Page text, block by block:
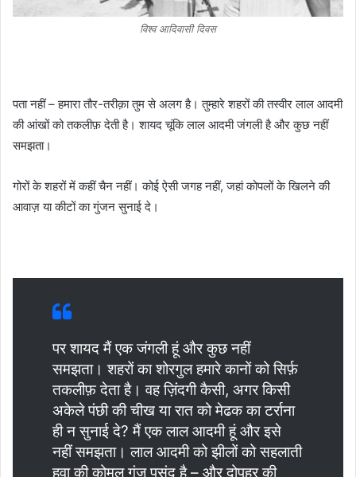
विश्व आदिवासी दिवस
पता नहीं – हमारा तौर-तरीक़ा तुम से अलग है। तुम्हारे शहरों की तस्वीर लाल आदमी
की आंखों को तकलीफ़ देती है। शायद चूंकि लाल आदमी जंगली है और कुछ नहीं
समझता।
गोरों के शहरों में कहीं चैन नहीं। कोई ऐसी जगह नहीं, जहां कोपलों के खिलने की
आवाज़ या कीटों का गुंजन सुनाई दे।
पर शायद मैं एक जंगली हूं और कुछ नहीं
समझता। शहरों का शोरगुल हमारे कानों को सिर्फ़
तकलीफ़ देता है। वह ज़िंदगी कैसी, अगर किसी
अकेले पंछी की चीख या रात को मेढक का टर्राना
ही न सुनाई दे? मैं एक लाल आदमी हूं और इसे
नहीं समझता। लाल आदमी को झीलों को सहलाती
हवा की कोमल गूंज पसंद है – और दोपहर की